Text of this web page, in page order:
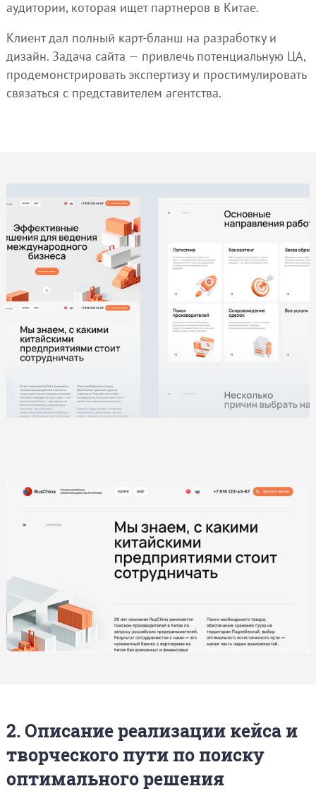
аудитории, которая ищет партнеров в Китае.
Клиент дал полный карт-бланш на разработку и
дизайн. Задача сайта — привлечь потенциальную ЦА,
продемонстрировать экспертизу и простимулировать
связаться с представителем агентства.
2. Описание реализации кейса и
творческого пути по поиску
оптимального решения